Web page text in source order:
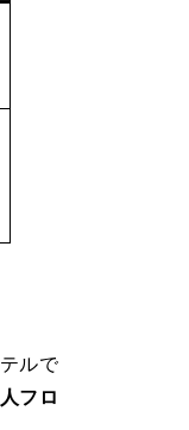
ルで
フロ